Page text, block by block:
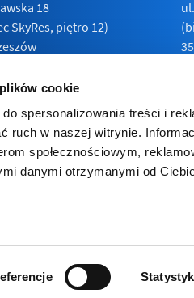
cookie
spersonalizowania treści i
ruch w naszej witrynie.
społecznościowym,
danymi otrzymanymi od
18
SkyRes, piętro 12)
19 87